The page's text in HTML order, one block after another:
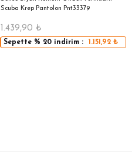
Scuba Krep Pantolon Pnt33379
1.439,90 ₺
Sepette % 20 indirim : 1.151,92 ₺